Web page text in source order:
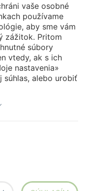
vaše osobné
používame
aby sme vám
zážitok. Pritom
súbory
vtedy, ak s ich
nastavenia»
alebo urobiť